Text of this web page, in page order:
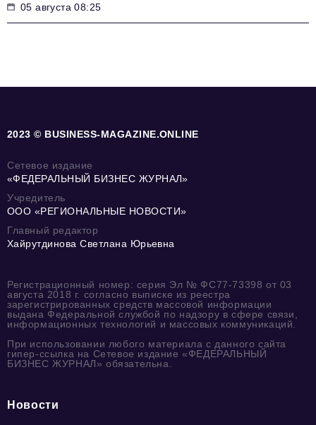
05 августа 08:25
2023 © BUSINESS-MAGAZINE.ONLINE
Сетевое издание
«ФЕДЕРАЛЬНЫЙ БИЗНЕС ЖУРНАЛ»
Учредитель
ООО «РЕГИОНАЛЬНЫЕ НОВОСТИ»
Главный редактор
Хайрутдинова Светлана Юрьевна
Регистрационный номер: серия Эл № ФС77-73398 от 03
августа 2018 г. согласно выписке из реестра
зарегистрированных средств массовой информации
выдана Федеральной службой по надзору в сфере связи,
информационных технологий и массовых коммуникаций.
При использовании любого материала с данного сайта
гипер-ссылка на Сетевое издание «ФЕДЕРАЛЬНЫЙ
БИЗНЕС ЖУРНАЛ» обязательна.
Новости